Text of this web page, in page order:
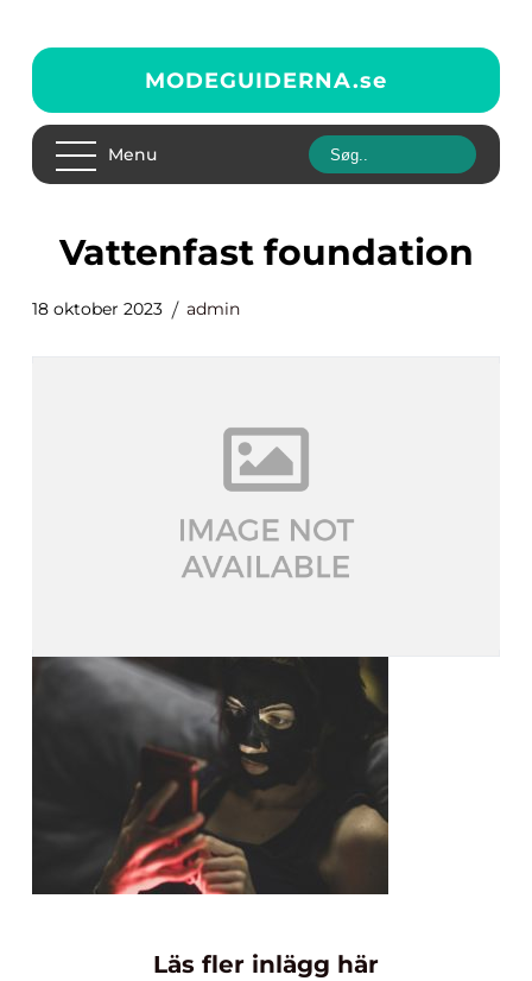
MODEGUIDERNA.se
Menu
vattenfast foundation
18 oktober 2023 admin
Läs fler inlägg här